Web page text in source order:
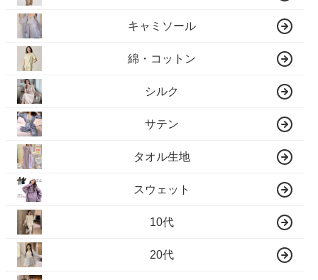
キャミソール
綿・コットン
シルク
サテン
タオル生地
スウェット
10代
20代